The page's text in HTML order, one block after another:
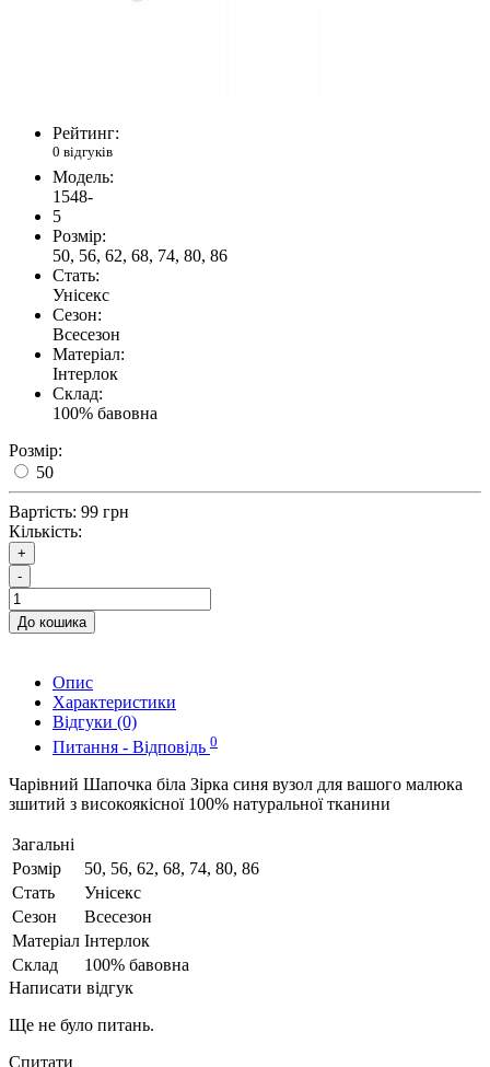
Рейтинг:
0 відгуків
Модель:
1548-
5
Розмір:
50, 56, 62, 68, 74, 80, 86
Стать:
Унісекс
Сезон:
Всесезон
Матеріал:
Інтерлок
Склад:
100% бавовна
Розмір:
50
Вартість: 99 грн
Кількість:
+
-
До кошика
Опис
Характеристики
Відгуки (0)
Питання - Відповідь 0
Чарівний Шапочка біла Зірка синя вузол для вашого малюка
зшитий з високоякісної 100% натуральної тканини
Загальні
Розмір
50, 56, 62, 68, 74, 80, 86
Стать
Унісекс
Сезон
Всесезон
Матеріал Інтерлок
Склад
100% бавовна
Написати відгук
Ще не було питань.
Спитати